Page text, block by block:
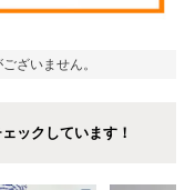
ざいません。
ックしています！